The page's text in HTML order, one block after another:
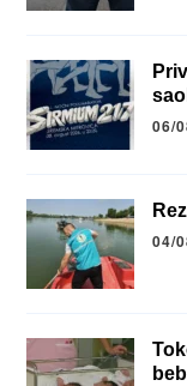
06/
04/